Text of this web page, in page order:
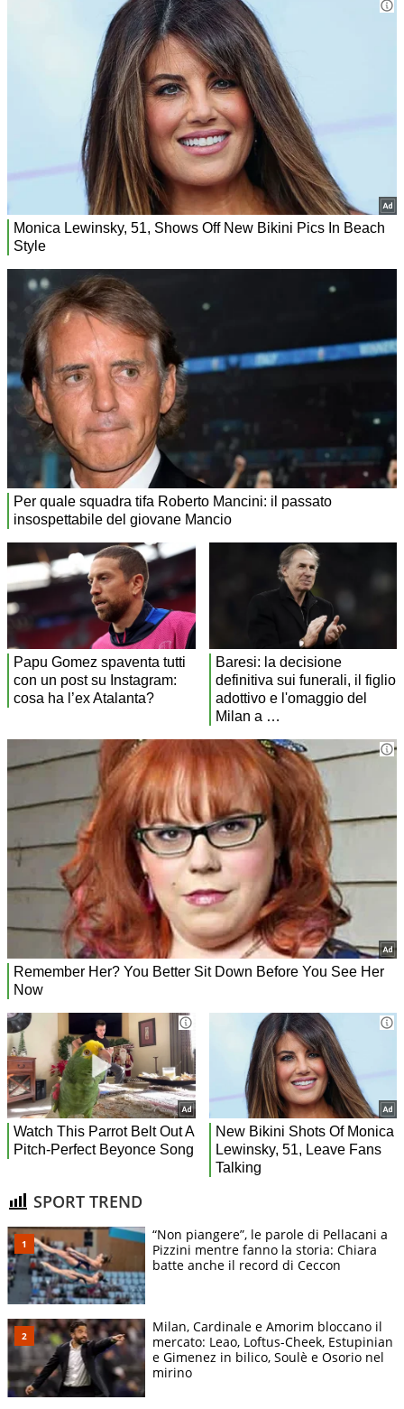
SPORT TREND
“Non piangere”, le parole di Pellacani a
Pizzini mentre fanno la storia: Chiara
batte anche il record di Ceccon
Milan, Cardinale e Amorim bloccano il
mercato: Leao, Loftus-Cheek, Estupinian
e Gimenez in bilico, Soulè e Osorio nel
mirino